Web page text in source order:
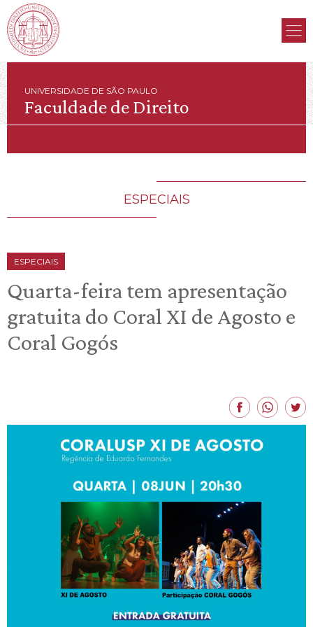
UNIVERSIDADE DE SÃO PAULO
Faculdade de Direito
ESPECIAIS
ESPECIAIS
Quarta-feira tem apresentação
gratuita do Coral XI de Agosto e
Coral Gogós